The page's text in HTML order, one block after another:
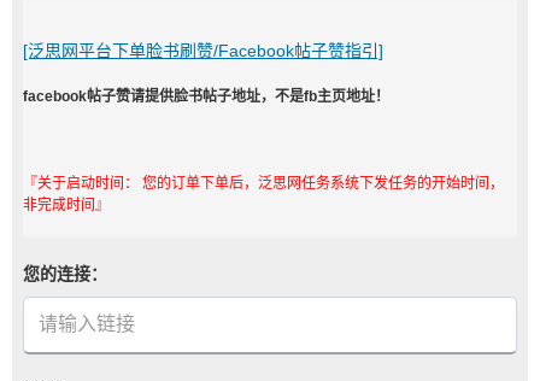
[泛思网平台下单脸书刷赞/Facebook帖子赞指引]
facebook帖子赞请提供脸书帖子地址，不是fb主页地址！
『关于启动时间： 您的订单下单后，泛思网任务系统下发任务的开始时间，
非完成时间』
您的连接：